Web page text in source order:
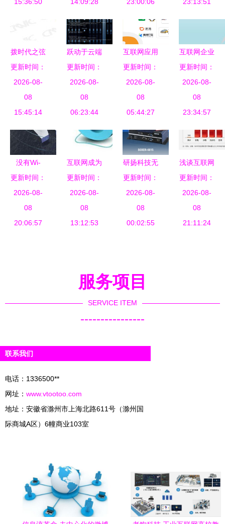
篇
拨时代之弦
解析互联网
信息中的中
国梦与足迹
追寻
更新时间：
2026-08-
08
15:45:14
跃动于云端
的符号 气
球对话框与
现代互联网
信息
更新时间：
2026-08-
08
06:23:44
互联网应用
新特征
更新时间：
2026-08-
08
05:44:27
互联网企业
信息安全建
设实践
更新时间：
2026-08-
08
23:34:57
没有Wi-
Fi，你一样
可以用繁城
都市一卡通
更新时间：
2026-08-
08
20:06:57
互联网成为
公民获取科
技信息主渠
道，比例达
53.4%
更新时间：
2026-08-
08
13:12:53
研扬科技无
风扇嵌入式
工控机 以
静默之力，
驱动工业
更新时间：
2026-08-
08
00:02:55
浅谈互联网
时代净水器
代理加盟如
何借势信息
流，打开渠
更新时间：
2026-08-
08
21:11:24
服务项目
SERVICE ITEM
----------------
联系我们
电话：1336500**
网址： www.vtootoo.com
地址：安徽省滁州市上海北路611号（滁州国
际商城A区）6幢商业103室